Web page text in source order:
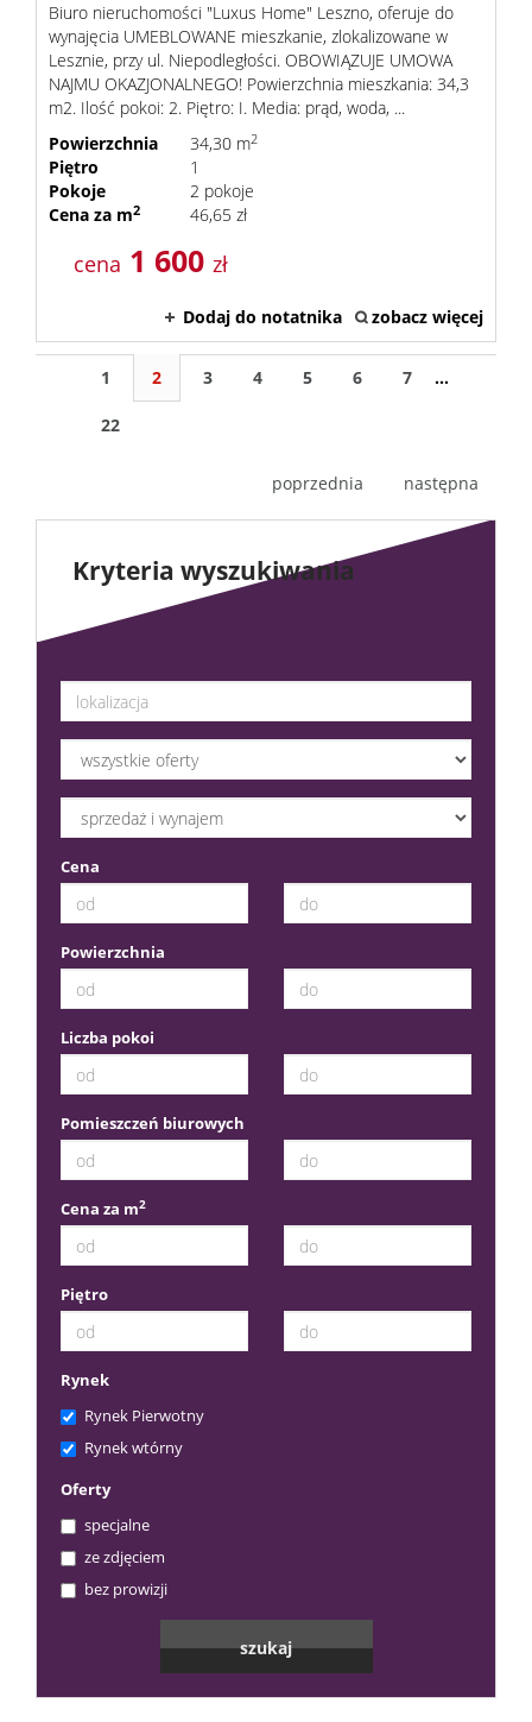
Biuro nieruchomości "Luxus Home" Leszno, oferuje do
wynajęcia UMEBLOWANE mieszkanie, zlokalizowane w
Lesznie, przy ul. Niepodległości. OBOWIĄZUJE UMOWA
NAJMU OKAZJONALNEGO! Powierzchnia mieszkania: 34,3
m2. Ilość pokoi: 2. Piętro: I. Media: prąd, woda, ...
Powierzchnia
34,30 m2
Piętro
1
Pokoje
2 pokoje
Cena za m2 46,65 zł
cena 1 600 zł
Dodaj do notatnika zobacz więcej
1 2 3 4 5 6 7 ...
22
poprzednia następna
Kryteria wyszukiwania
Cena
Powierzchnia
Liczba pokoi
Pomieszczeń biurowych
Cena za m2
Piętro
Rynek
Rynek Pierwotny
Rynek wtórny
Oferty
specjalne
ze zdjęciem
bez prowizji